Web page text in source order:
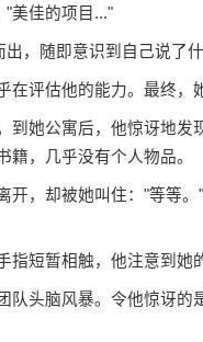
"美佳的项目..."
，随即意识到自己说了
在评估他的能力。最终
到她公寓后，他惊讶地
籍，几乎没有个人物品。
开，却被她叫住："等等
指短暂相触，他注意到她
队头脑风暴。令他惊讶